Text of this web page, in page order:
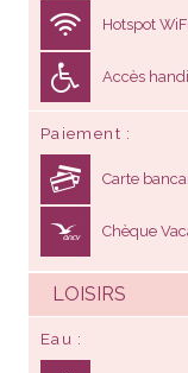
Hotspot WiFi
Accès
Paiement
Carte
Chèque
LOISIRS
Eau